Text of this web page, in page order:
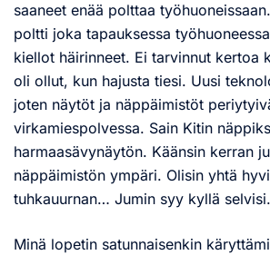
saaneet enää polttaa
poltti joka tapauksessa
kiellot häirinneet. Ei tarvinnut kertoa
oli ollut, kun hajusta tiesi. Uusi
joten näytöt ja näppäimistöt
virkamiespolvessa. Sain Kitin
harmaasävynäytön. Käänsin kerran
näppäimistön ympäri. Olisin yhtä
tuhkauurnan… Jumin syy kyllä selvisi.
Minä lopetin satunnaisenkin